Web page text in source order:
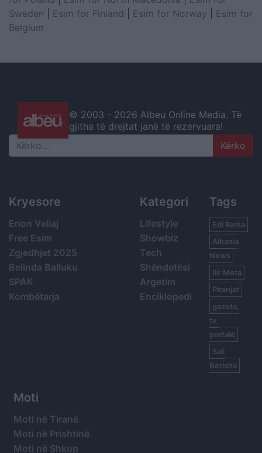
Sweden
Esim for Finland Esim for Norway
Esim for
Belgium
© 2003 - 2026 Albeu Online Media. Të
gjitha të drejtat janë të rezervuara!
Search
Kryesore
Erion Veliaj
Free Esim
Zgjedhjet 2025
Belinda Balluku
SPAK
Kombëtarja
Kategori
Lifestyle
Showbiz
Tech
Shëndetësi
Argetim
Enciklopedi
Tags
Edi Rama
Albania
News
Ilir Meta
Piranjat
gazeta,
tv,
portale
Sali
Berisha
Moti
Moti në Tiranë
Moti në Prishtinë
Moti në Shkup